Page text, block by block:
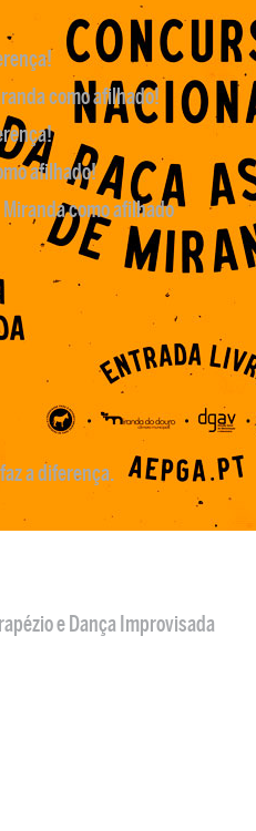
como afilhado!
afilhado!
como afilhado
a diferença.
e Dança Improvisada